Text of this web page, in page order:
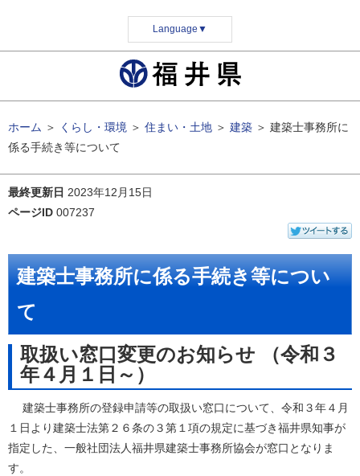
Language ▼
ホーム ＞ くらし・環境 ＞ 住まい・土地 ＞ 建築 ＞ 建築士事務所に
係る手続き等について
最終更新日 2023年12月15日
ページID 007237
建築士事務所に係る手続き等につい
て
取扱い窓口変更のお知らせ （令和３
年４月１日～）
建築士事務所の登録申請等の取扱い窓口について、令和３年４月
１日より建築士法第２６条の３第１項の規定に基づき福井県知事が
指定した、一般社団法人福井県建築士事務所協会が窓口となりま
す。